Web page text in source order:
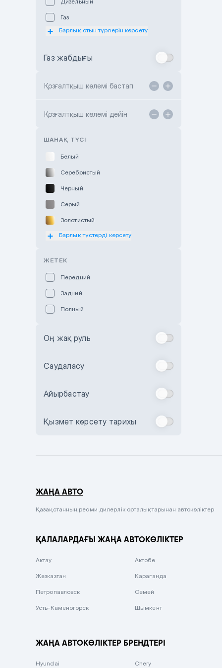
Subaru Motor Almaty
Toyota Astana
TANK Motors Karaganda
Газ
Барлық отын түрлерін көрсету
Газ жабдығы
Қозғалтқыш көлемі бастап
Қозғалтқыш көлемі дейін
ШАНАҚ ТҮСІ
Белый
Серебристый
Черный
Серый
Золотистый
Оранжевый
Зеленый
Бежевый
Комбинированный
Сиреневый металлик
Вишневый
Барлық түстерді көрсету
ЖЕТЕК
Передний
Задний
Полный
Оң жақ руль
Саудаласу
Айырбастау
Қызмет көрсету тарихы
ЖАҢА АВТО
Қазақстанның ресми дилерлік орталықтарынан автокөліктер
ҚАЛАЛАРДАҒЫ ЖАҢА АВТОКӨЛІКТЕР
Актау Актобе
Жезказган Караганда
Петропавловск Семей
Усть-Каменогорск Шымкент
ЖАҢА АВТОКӨЛІКТЕР БРЕНДТЕРІ
Hyundai Chery